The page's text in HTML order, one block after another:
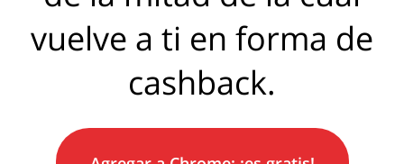
vuelve a ti en forma de
cashback.